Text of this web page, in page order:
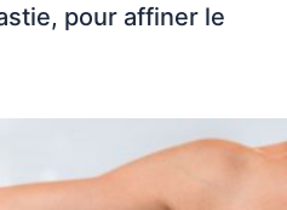
pour affiner le